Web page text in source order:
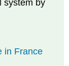
system by
in France